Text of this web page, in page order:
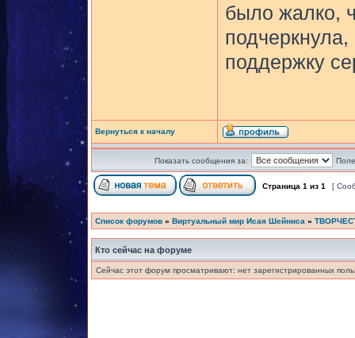
было жалко,
поддержку
Вернуться к началу
Показать сообщения за:
Страница 1 из 1 [
Список форумов » Виртуальный мир Исая Шейниса »
Кто сейчас на форуме
Сейчас этот форум просматривают: нет зарегистрированных